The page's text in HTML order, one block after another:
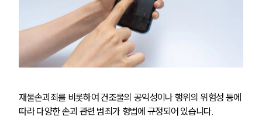
재물손괴죄를 비롯하여 건조물의 공익성이나 행위의 위험성 등에
따라 다양한 손괴 관련 범죄가 형법에 규정되어 있습니다.